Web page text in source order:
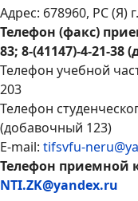
Адрес: 678960, РС (Я)
Телефон (факс)
83; 8-(41147)-4-21-
Телефон учебной
203
Телефон
(добавочный 123)
E-mail: tifsvfu-
Телефон приемной
NTI.ZK@yandex.ru